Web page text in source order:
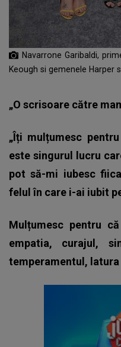
Navarrone Garibaldi,
Keough si gemenele Harper
„O scrisoare către
„Îți mulțumesc
este singurul lucru
pot să-mi iubesc
felul în care i-ai iubit
Mulțumesc pentru
empatia, curajul,
temperamentul,